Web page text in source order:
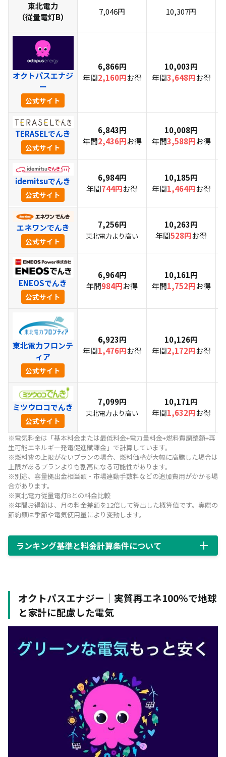
東北電力
（従量電灯B）
7,046円 10,307円
オクトパスエナジ
ー
公式サイト
6,866円
年間2,160円お得
10,003円
年間3,648円お得
TERASELでんき
公式サイト
6,843円
年間2,436円お得
10,008円
年間3,588円お得
idemitsuでんき
公式サイト
6,984円
年間744円お得
10,185円
年間1,464円お得
エネワンでんき
公式サイト
7,256円
東北電力より高い
10,263円
年間528円お得
ENEOSでんき
公式サイト
6,964円
年間984円お得
10,161円
年間1,752円お得
東北電力フロンテ
ィア
公式サイト
6,923円
年間1,476円お得
10,126円
年間2,172円お得
ミツウロコでんき
公式サイト
7,099円
東北電力より高い
10,171円
年間1,632円お得
※電気料金は「基本料金または最低料金+電力量料金+燃料費調整額+再
生可能エネルギー発電促進賦課金」で計算しています。
※燃料費の上限がないプランの場合、燃料価格が大幅に高騰した場合は
上限があるプランよりも割高になる可能性があります。
※別途、容量拠出金相当額・市場連動手数料などの追加費用がかかる場
合があります。
※東北電力従量電灯Bとの料金比較
※年間お得額は、月の料金差額を12倍して算出した概算値です。実際の
節約額は季節や電気使用量により変動します。
ランキング基準と料金計算条件について
オクトパスエナジー｜実質再エネ100％で地球
と家計に配慮した電気